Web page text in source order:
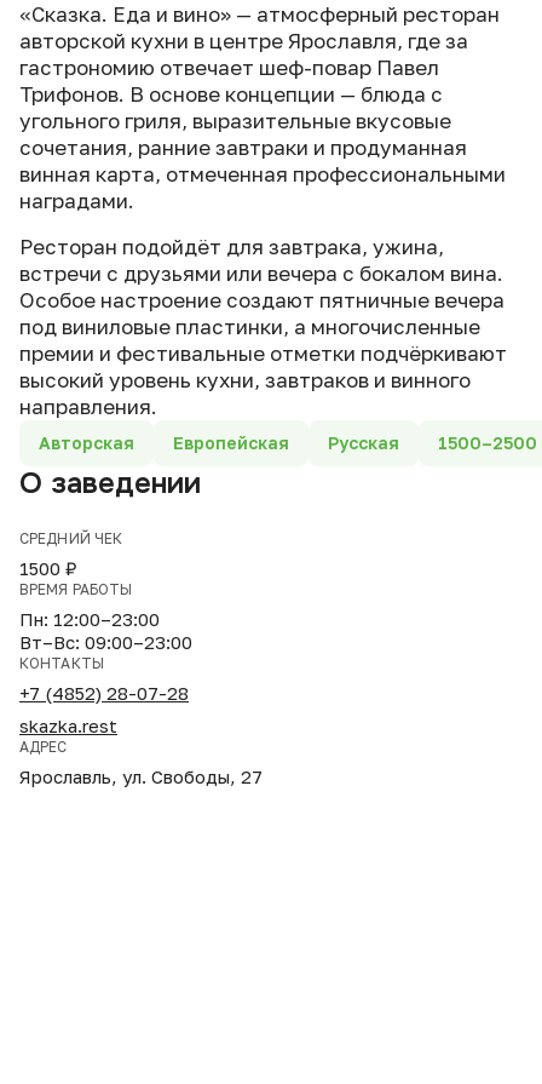
«Сказка. Еда и вино» — атмосферный ресторан
авторской кухни в центре Ярославля, где за
гастрономию отвечает шеф-повар Павел
Трифонов. В основе концепции — блюда с
угольного гриля, выразительные вкусовые
сочетания, ранние завтраки и продуманная
винная карта, отмеченная профессиональными
наградами.
Ресторан подойдёт для завтрака, ужина,
встречи с друзьями или вечера с бокалом вина.
Особое настроение создают пятничные вечера
под виниловые пластинки, а многочисленные
премии и фестивальные отметки подчёркивают
высокий уровень кухни, завтраков и винного
направления.
Авторская Европейская Русская 1500–2500
О заведении
СРЕДНИЙ ЧЕК
1500 ₽
ВРЕМЯ РАБОТЫ
Пн: 12:00–23:00
Вт–Вс: 09:00–23:00
КОНТАКТЫ
+7 (4852) 28-07-28
skazka.rest
АДРЕС
Ярославль, ул. Свободы, 27